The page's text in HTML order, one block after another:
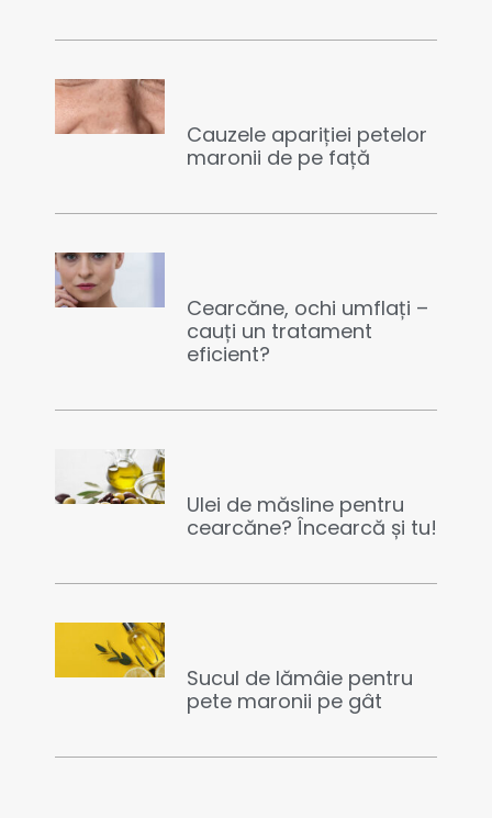
Cauzele apariției petelor
maronii de pe față
Cearcăne, ochi umflați –
cauți un tratament
eficient?
Ulei de măsline pentru
cearcăne? Încearcă și tu!
Sucul de lămâie pentru
pete maronii pe gât